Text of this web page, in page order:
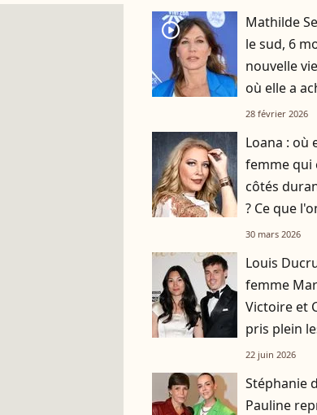
player2
Mathilde
le sud, 6
nouvelle
où elle a
la capitale
28 février 2026
Loana : où
femme qui
côtés
? Ce que
30 mars 2026
Louis
femme
Victoire et
pris plein
22 juin 2026
Stéphanie
Pauline